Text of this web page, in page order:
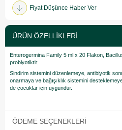
Fiyat Düşünce Haber Ver
ÜRÜN ÖZELLIKLERI
Enterogermina Family 5 ml x 20 Flakon,
probiyotiktir.
Sindirim sistemini düzenlemeye, antibiyotik
onarmaya ve bağışıklık sistemini
de çocuklar için uygundur.
ÖDEME SEÇENEKLERI